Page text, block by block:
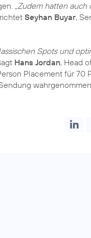
„Zudem hatten auch
Seyhan Buyar,
Spots und
Hans Jordan, Head
Placement für 70